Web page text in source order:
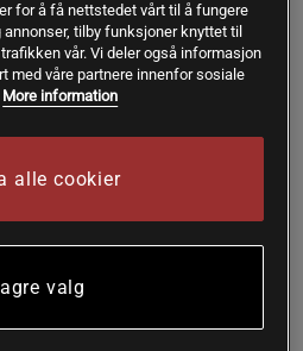
Jordnøttsmør fra BE-KIND er
og en smakfull
og sprø nøtter. Hver
fra soya, noe som gjør den
ønsker en proteinbar etter
en glutenfri proteinsnack uten
fargestoffer eller
av fiber og nøtter gir denne
for å få nettstedet vårt til å fungere
tilby funksjoner knyttet til
vår. Vi deler også informasjon
med våre partnere innenfor sosiale
More information
alle cookier
valg